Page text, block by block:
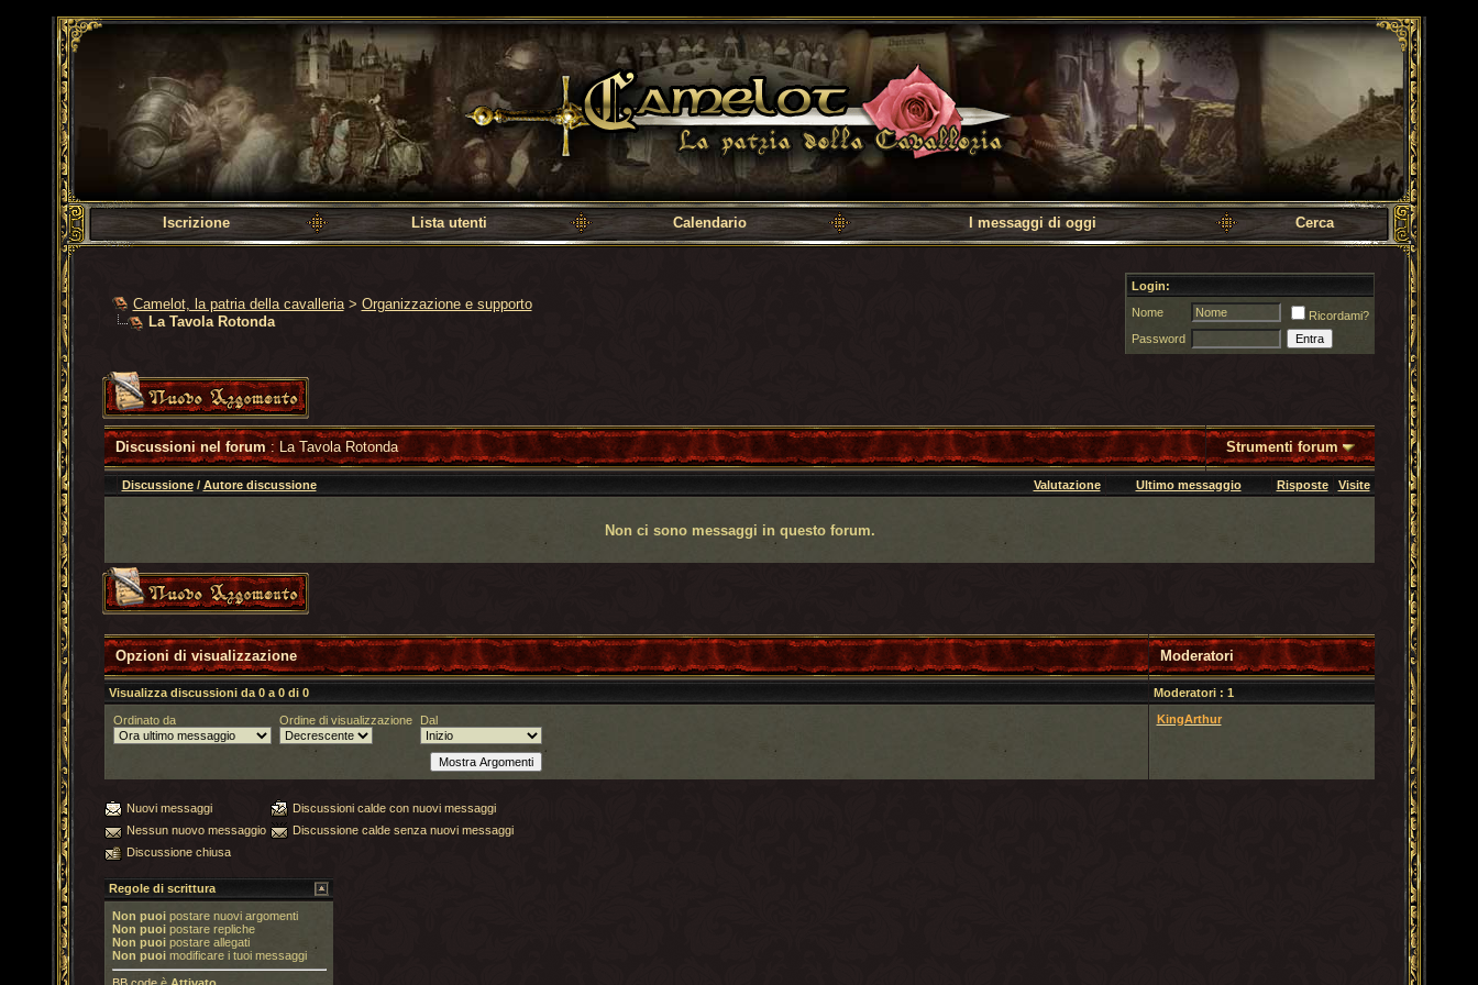
Camelot, la patria della cavalleria
Iscrizione Lista utenti Calendario I messaggi di oggi Cerca
Camelot, la patria della cavalleria > Organizzazione e supporto
La Tavola Rotonda
Login:
Nome
Ricordami?
Password
Discussioni nel forum: La Tavola Rotonda Strumenti forum
Valutazione
Discussione/ Autore discussione Ultimo messaggio Risposte Visite
Non ci sono messaggi in questo forum.
Opzioni di visualizzazione Moderatori
Visualizza discussioni da 0 a 0 di 0 Moderatori : 1
Ordinato da Ordine di visualizzazione Dal KingArthur
Nuovi messaggi
Discussioni calde con nuovi messaggi
Nessun nuovo messaggio
Discussione calde senza nuovi messaggi
Discussione chiusa
Regole di scrittura
Non puoipostare nuovi argomenti
Non puoipostare repliche
Non puoipostare allegati
Non puoimodificare i tuoi messaggi